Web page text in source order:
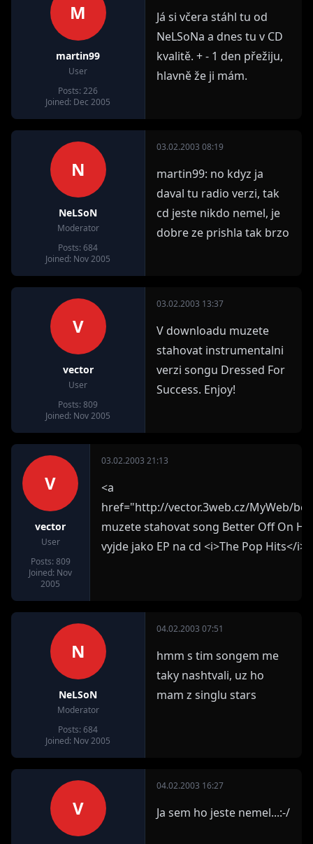
M
martin99
User
Posts: 226
Joined: Dec 2005
Já si včera stáhl tu od
NeLSoNa a dnes tu v CD
kvalitě. + - 1 den přežiju,
hlavně že ji mám.
N
NeLSoN
Moderator
Posts: 684
Joined: Nov 2005
03.02.2003 08:19
martin99: no kdyz ja
daval tu radio verzi, tak
cd jeste nikdo nemel, je
dobre ze prishla tak brzo
V
vector
User
Posts: 809
Joined: Nov 2005
03.02.2003 13:37
V downloadu muzete
stahovat instrumentalni
verzi songu Dressed For
Success. Enjoy!
V
vector
User
Posts: 809
Joined: Nov
2005
03.02.2003 21:13
<a
href="http://vector.3web.cz/MyWeb/
muzete stahovat song Better Off On
vyjde jako EP na cd <i>The Pop Hits</i>.
N
NeLSoN
Moderator
Posts: 684
Joined: Nov 2005
04.02.2003 07:51
hmm s tim songem me
taky nashtvali, uz ho
mam z singlu stars
V
04.02.2003 16:27
Ja sem ho jeste nemel...:-/